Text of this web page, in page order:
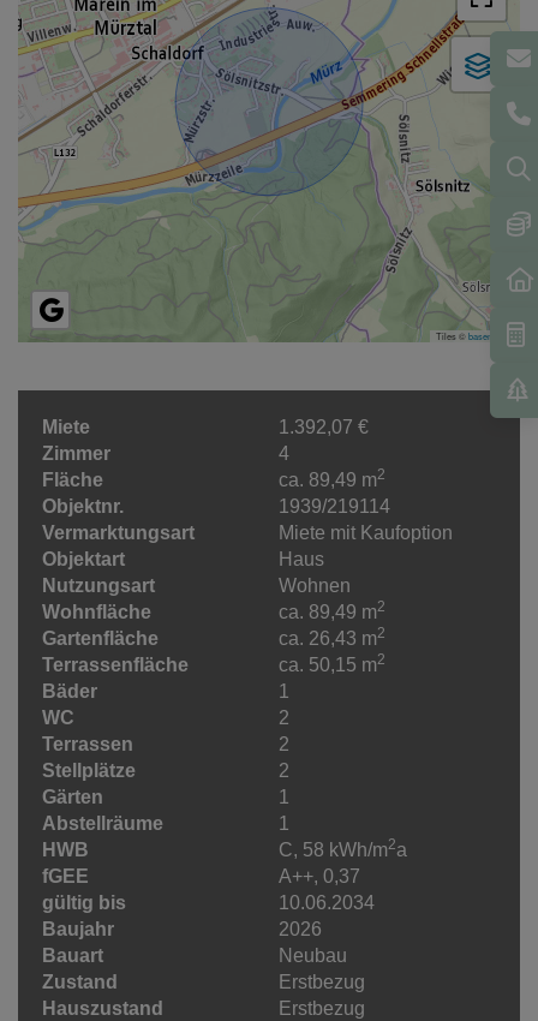
Tiles ©basemap.at
Miete
1.392,07 €
Zimmer
4
Fläche
ca. 89,49 m2
Objektnr.
1939/219114
Vermarktungsart
Miete mit Kaufoption
Objektart
Haus
Nutzungsart
Wohnen
Wohnfläche
ca. 89,49 m2
Gartenfläche ca. 26,43 m2
Terrassenfläche ca. 50,15 m2
Bäder
1
WC
2
Terrassen
2
Stellplätze
2
Gärten
1
Abstellräume
1
HWB
C, 58 kWh/m2a
fGEE
A++, 0,37
gültig bis
10.06.2034
Baujahr
2026
Bauart
Neubau
Zustand
Erstbezug
Hauszustand
Erstbezug